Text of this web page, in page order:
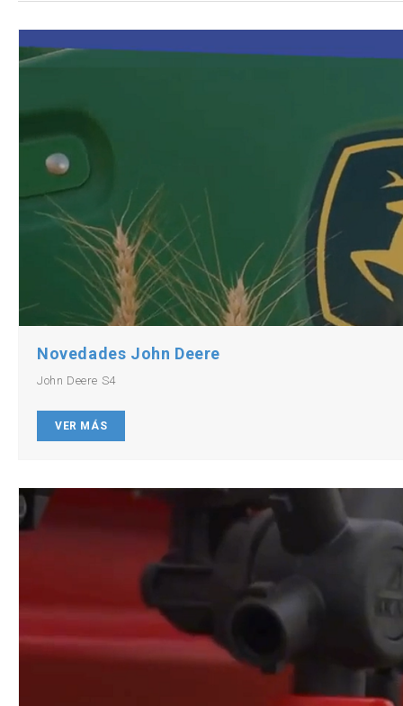
Novedades John Deere
John Deere S4
VER MÁS